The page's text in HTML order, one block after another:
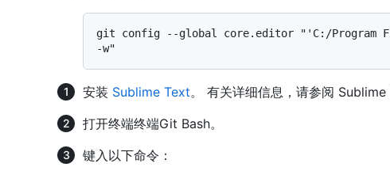
git config --global core.editor "'C:/Program
安装 Sublime Text。 有关详细信息，请参阅
打开终端终端Git Bash。
键入以下命令：